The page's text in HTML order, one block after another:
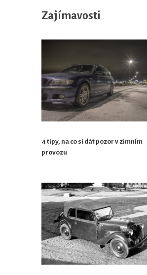
Zajímavosti
4 tipy, na co si dát pozor v zimním
provozu